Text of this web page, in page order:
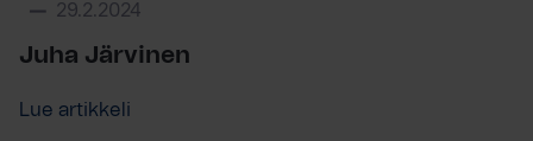
29.2.2024
Juha Järvinen
Lue artikkeli